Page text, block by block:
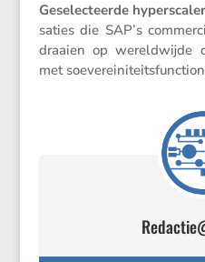
Geselec­teerde
sa­ties die SAP’s
draaien op wereld­wijde
met